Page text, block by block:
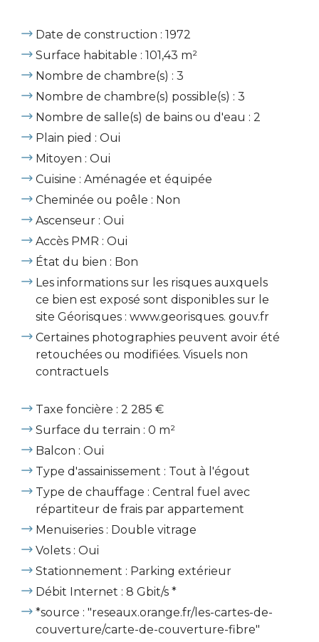
Date de construction : 1972
Surface habitable : 101,43 m²
Nombre de chambre(s) : 3
Nombre de chambre(s) possible(s) : 3
Nombre de salle(s) de bains ou d'eau : 2
Plain pied : Oui
Mitoyen : Oui
Cuisine : Aménagée et équipée
Cheminée ou poêle : Non
Ascenseur : Oui
Accès PMR : Oui
État du bien : Bon
Les informations sur les risques auxquels
ce bien est exposé sont disponibles sur le
site Géorisques : www.georisques. gouv.fr
Certaines photographies peuvent avoir été
retouchées ou modifiées. Visuels non
contractuels
Taxe foncière : 2 285 €
Surface du terrain : 0 m²
Balcon : Oui
Type d'assainissement : Tout à l'égout
Type de chauffage : Central fuel avec
répartiteur de frais par appartement
Menuiseries : Double vitrage
Volets : Oui
Stationnement : Parking extérieur
Débit Internet : 8 Gbit/s *
*source : "reseaux.orange.fr/les-cartes-de-
couverture/carte-de-couverture-fibre"